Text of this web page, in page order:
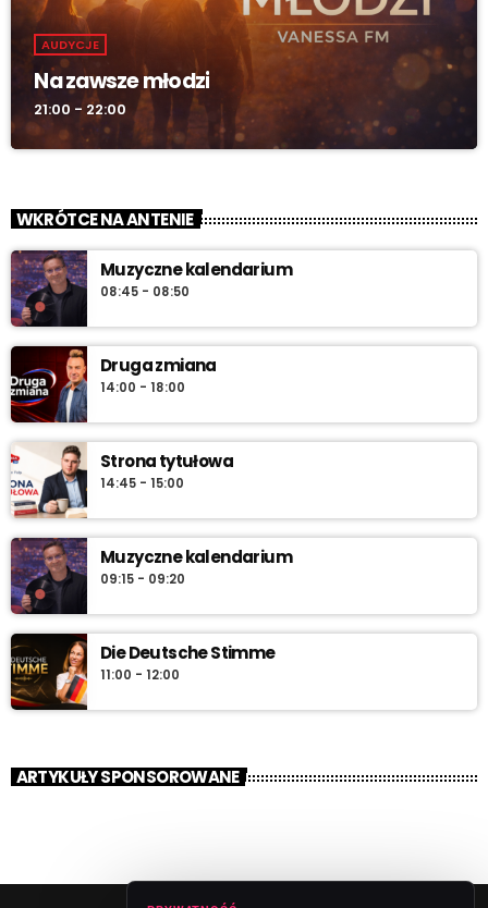
AUDYCJE
Na zawsze młodzi
21:00 - 22:00
WKRÓTCE NA ANTENIE
Muzyczne kalendarium
08:45 - 08:50
Druga zmiana
14:00 - 18:00
Strona tytułowa
14:45 - 15:00
Muzyczne kalendarium
09:15 - 09:20
Die Deutsche Stimme
11:00 - 12:00
ARTYKUŁY SPONSOROWANE